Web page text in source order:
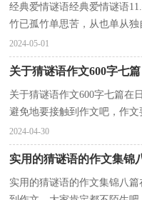
经典爱情谜语经典爱情谜语
竹已孤竹单思苦，从也单从
游（爱一个人好难）2.天鹅一
2024-05-01
关于猜谜语作文600字七篇
关于猜谜语作文600字七篇在
避免地要接触到作文吧，作
作文的出现。那么一般作文是
2024-04-30
实用的猜谜语的作文集锦
实用的猜谜语的作文集锦八